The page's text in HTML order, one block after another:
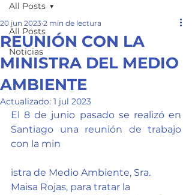
All Posts
Noticias
All Posts
REUNIÓN CON LA
MINISTRA DEL MEDIO
AMBIENTE
20 jun 2023 2 min de lectura
Actualizado: 1 jul 2023
El 8 de junio pasado se realizó en
Santiago una reunión de trabajo
con la min
istra de Medio Ambiente, Sra.
Maisa Rojas, para tratar la